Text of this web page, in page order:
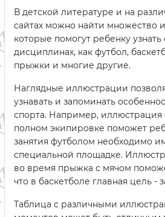
В детской литературе и на
сайтах можно найти множество
которые помогут ребенку
дисциплинах, как футбол,
прыжки и многие другие.
Наглядные иллюстрации
узнавать и запоминать
спорта. Например, иллюстрация
полном экипировке поможет
занятия футболом необходимо
специальной площадке.
во время прыжка с мячом
что в баскетболе главная цель -
Таблица с различными